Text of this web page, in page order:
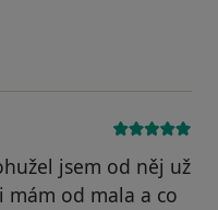
polida
jsem od něj už
mám od mala a co